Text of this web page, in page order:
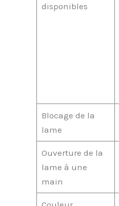
disponibles
Blocage de la
lame
Ouverture de la
lame à une
main